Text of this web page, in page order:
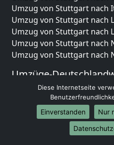
Umzug von Stuttgart nach
Umzug von Stuttgart nach
Umzug von Stuttgart nach
Umzug von Stuttgart nach
Umzug von Stuttgart nach
Umzüge-
Umzug von Stuttgart nach
Umzug von Stuttgart nach
Umzug von Stuttgart nach
Umzug von Stuttgart nach
Umzug von Stuttgart nach
Diese Internetseite
Einverstanden
Nur